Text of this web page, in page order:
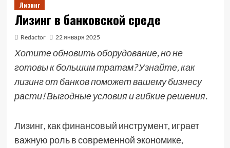
Лизинг
Лизинг в банковской среде
Redactor 22 января 2025
Хотите обновить оборудование, но не
готовы к большим тратам? Узнайте, как
лизинг от банков поможет вашему бизнесу
расти! Выгодные условия и гибкие решения.
Лизинг, как финансовый инструмент, играет
важную роль в современной экономике,